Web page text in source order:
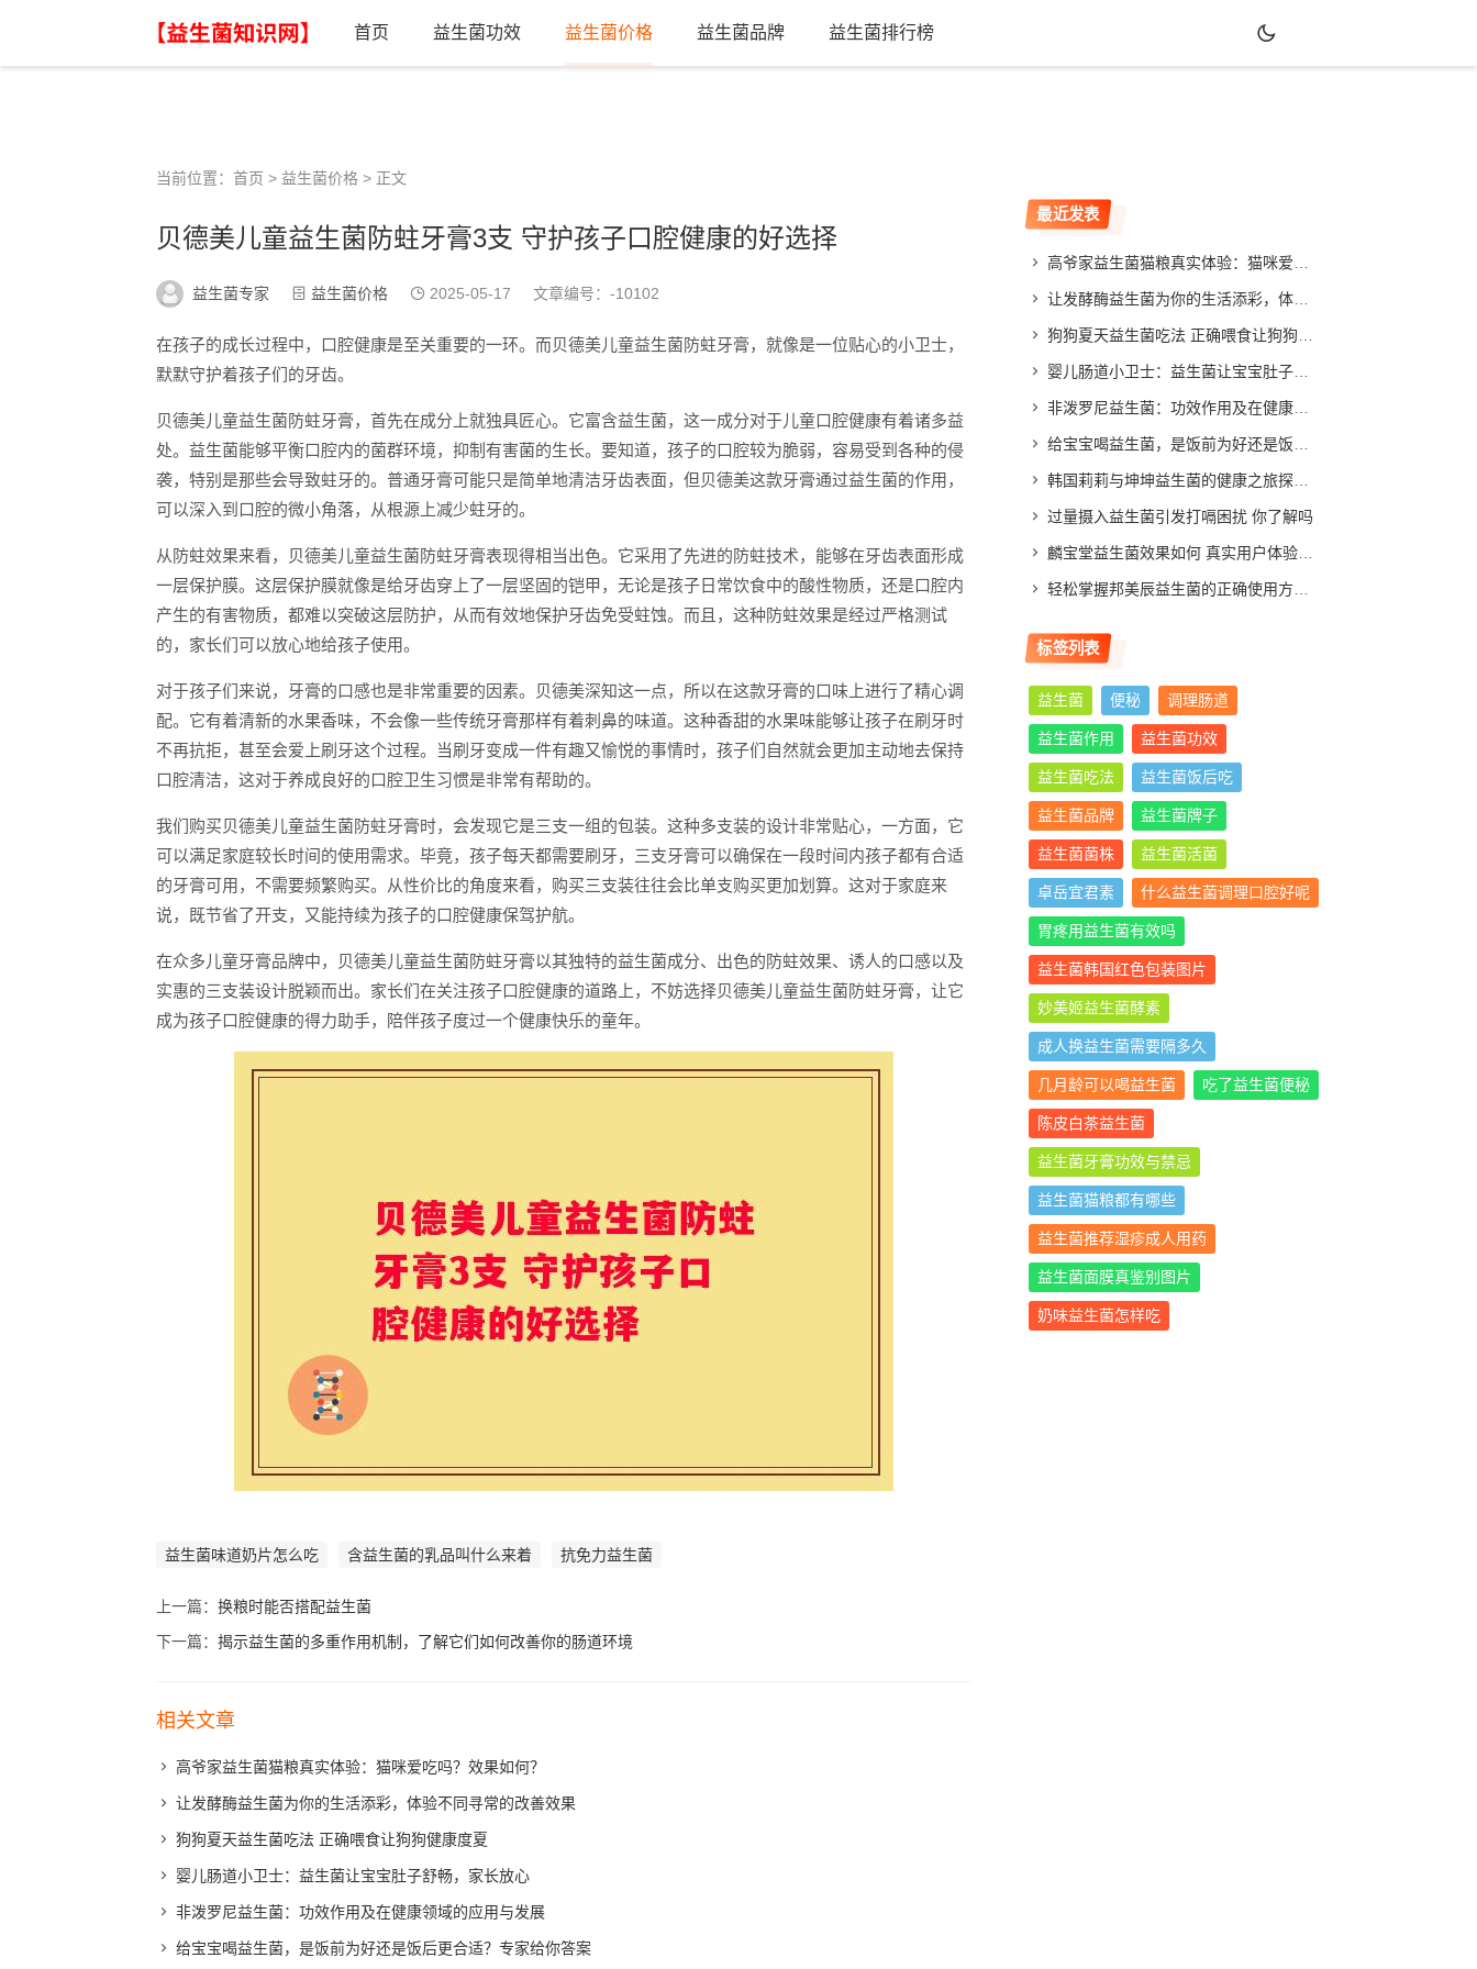
首页 益生菌功效 益生菌价格 益生菌品牌 益生菌排行榜
当前位置： 首页 > 益生菌价格 > 正文
贝德美儿童益生菌防蛀牙膏3支 守护孩子口腔健康的好选择
益生菌专家 益生菌价格 2025-05-17 文章编号： -10102
在孩子的成长过程中，口腔健康是至关重要的一环。而贝德美儿童益生菌防蛀牙膏，就像是一位贴心的小卫士，
默默守护着孩子们的牙齿。
贝德美儿童益生菌防蛀牙膏，首先在成分上就独具匠心。它富含益生菌，这一成分对于儿童口腔健康有着诸多益
处。益生菌能够平衡口腔内的菌群环境，抑制有害菌的生长。要知道，孩子的口腔较为脆弱，容易受到各种的侵
袭，特别是那些会导致蛀牙的。普通牙膏可能只是简单地清洁牙齿表面，但贝德美这款牙膏通过益生菌的作用，
可以深入到口腔的微小角落，从根源上减少蛀牙的。
从防蛀效果来看，贝德美儿童益生菌防蛀牙膏表现得相当出色。它采用了先进的防蛀技术，能够在牙齿表面形成
一层保护膜。这层保护膜就像是给牙齿穿上了一层坚固的铠甲，无论是孩子日常饮食中的酸性物质，还是口腔内
产生的有害物质，都难以突破这层防护，从而有效地保护牙齿免受蛀蚀。而且，这种防蛀效果是经过严格测试
的，家长们可以放心地给孩子使用。
对于孩子们来说，牙膏的口感也是非常重要的因素。贝德美深知这一点，所以在这款牙膏的口味上进行了精心调
配。它有着清新的水果香味，不会像一些传统牙膏那样有着刺鼻的味道。这种香甜的水果味能够让孩子在刷牙时
不再抗拒，甚至会爱上刷牙这个过程。当刷牙变成一件有趣又愉悦的事情时，孩子们自然就会更加主动地去保持
口腔清洁，这对于养成良好的口腔卫生习惯是非常有帮助的。
我们购买贝德美儿童益生菌防蛀牙膏时，会发现它是三支一组的包装。这种多支装的设计非常贴心，一方面，它
可以满足家庭较长时间的使用需求。毕竟，孩子每天都需要刷牙，三支牙膏可以确保在一段时间内孩子都有合适
的牙膏可用，不需要频繁购买。从性价比的角度来看，购买三支装往往会比单支购买更加划算。这对于家庭来
说，既节省了开支，又能持续为孩子的口腔健康保驾护航。
在众多儿童牙膏品牌中，贝德美儿童益生菌防蛀牙膏以其独特的益生菌成分、出色的防蛀效果、诱人的口感以及
实惠的三支装设计脱颖而出。家长们在关注孩子口腔健康的道路上，不妨选择贝德美儿童益生菌防蛀牙膏，让它
成为孩子口腔健康的得力助手，陪伴孩子度过一个健康快乐的童年。
益生菌味道奶片怎么吃 含益生菌的乳品叫什么来着 抗免力益生菌
上一篇： 换粮时能否搭配益生菌
下一篇： 揭示益生菌的多重作用机制，了解它们如何改善你的肠道环境
相关文章
高爷家益生菌猫粮真实体验：猫咪爱吃吗？效果如何？
让发酵酶益生菌为你的生活添彩，体验不同寻常的改善效果
狗狗夏天益生菌吃法 正确喂食让狗狗健康度夏
婴儿肠道小卫士：益生菌让宝宝肚子舒畅，家长放心
非泼罗尼益生菌：功效作用及在健康领域的应用与发展
给宝宝喝益生菌，是饭前为好还是饭后更合适？专家给你答案
最近发表
高爷家益生菌猫粮真实体验：猫咪爱吃吗？效果如何？
让发酵酶益生菌为你的生活添彩，体验不同寻常的改善效果
狗狗夏天益生菌吃法 正确喂食让狗狗健康度夏
婴儿肠道小卫士：益生菌让宝宝肚子舒畅，家长放心
非泼罗尼益生菌：功效作用及在健康领域的应用与发展
给宝宝喝益生菌，是饭前为好还是饭后更合适？专家给你答案
韩国莉莉与坤坤益生菌的健康之旅探索与分享
过量摄入益生菌引发打嗝困扰 你了解吗
麟宝堂益生菌效果如何 真实用户体验分享与评测分析
轻松掌握邦美辰益生菌的正确使用方法，让你肠道更舒适
标签列表
益生菌 便秘 调理肠道
益生菌作用 益生菌功效
益生菌吃法 益生菌饭后吃
益生菌品牌 益生菌牌子
益生菌菌株 益生菌活菌
卓岳宜君素 什么益生菌调理口腔好呢
胃疼用益生菌有效吗
益生菌韩国红色包装图片
妙美姬益生菌酵素
成人换益生菌需要隔多久
几月龄可以喝益生菌 吃了益生菌便秘
陈皮白茶益生菌
益生菌牙膏功效与禁忌
益生菌猫粮都有哪些
益生菌推荐湿疹成人用药
益生菌面膜真鉴别图片
奶味益生菌怎样吃